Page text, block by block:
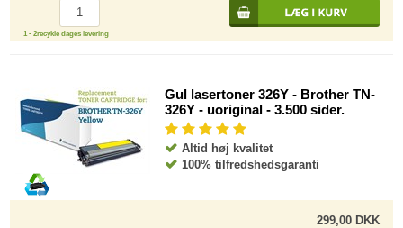
1 - 2recykle dages levering
Gul lasertoner 326Y - Brother TN-
326Y - uoriginal - 3.500 sider.
Altid høj kvalitet
100% tilfredshedsgaranti
299,00 DKK